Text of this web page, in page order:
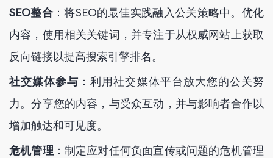
SEO整合：将SEO的最佳实践融入公关策略中。优化
内容，使用相关关键词，并专注于从权威网站上获取
反向链接以提高搜索引擎排名。
社交媒体参与 ：利用社交媒体平台放大您的公关努
力。分享您的内容，与受众互动，并与影响者合作以
增加触达和可见度。
危机管理 ：制定应对任何负面宣传或问题的危机管理